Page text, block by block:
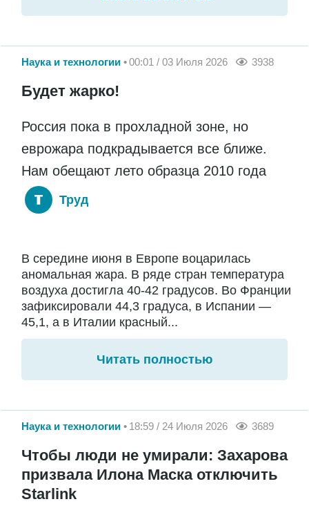
Наука и технологии 00:01 / 03 Июля 2026 3938
Будет жарко!
Россия пока в прохладной зоне, но
еврожара подкрадывается все ближе.
Нам обещают лето образца 2010 года
Труд
В середине июня в Европе воцарилась
аномальная жара. В ряде стран температура
воздуха достигла 40-42 градусов. Во Франции
зафиксировали 44,3 градуса, в Испании —
45,1, а в Италии красный...
Читать полностью
Наука и технологии 18:59 / 24 Июля 2026 3689
Чтобы люди не умирали: Захарова
призвала Илона Маска отключить
Starlink